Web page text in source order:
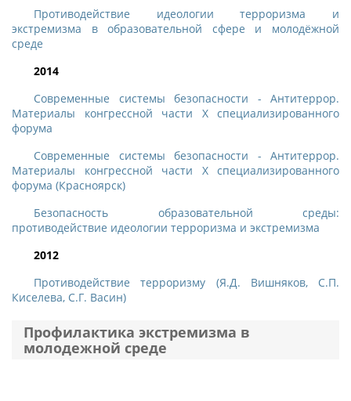
Противодействие идеологии терроризма и
экстремизма в образовательной сфере и молодёжной
среде
2014
Современные системы безопасности - Антитеррор.
Материалы конгрессной части X специализированного
форума
Современные системы безопасности - Антитеррор.
Материалы конгрессной части X специализированного
форума (Красноярск)
Безопасность образовательной среды:
противодействие идеологии терроризма и экстремизма
2012
Противодействие терроризму (Я.Д. Вишняков, С.П.
Киселева, С.Г. Васин)
Профилактика экстремизма в
молодежной среде